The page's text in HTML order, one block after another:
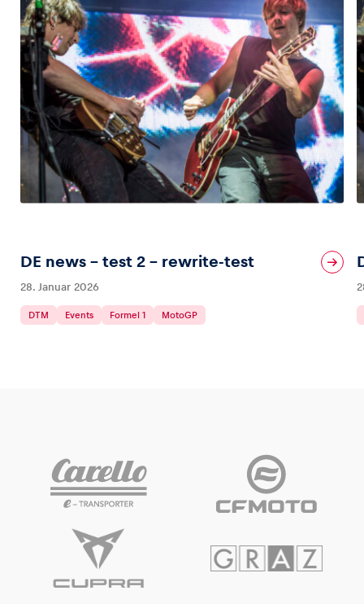
DE news – test 2 – rewrite-test
28. Januar 2026
DTM Events Formel 1 MotoGP